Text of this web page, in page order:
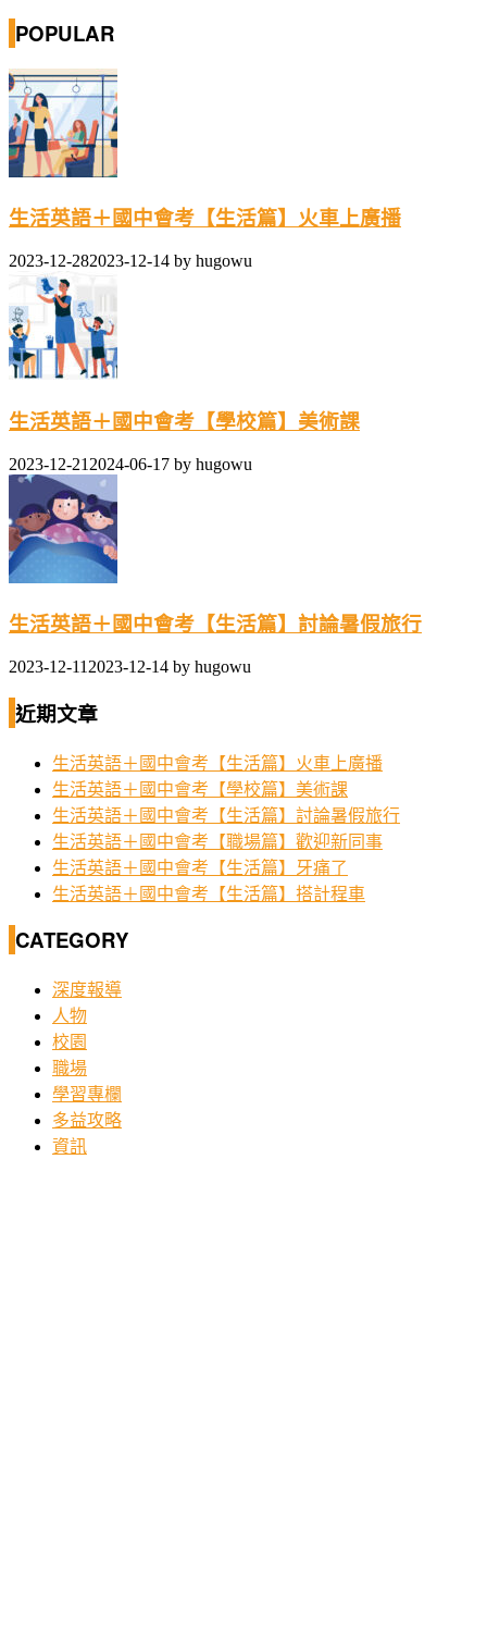
POPULAR
生活英語＋國中會考【生活篇】火車上廣播
2023-12-282023-12-14 by hugowu
生活英語＋國中會考【學校篇】美術課
2023-12-21 2024-06-17 by hugowu
生活英語＋國中會考【生活篇】討論暑假旅行
2023-12-11 2023-12-14 by hugowu
近期文章
生活英語＋國中會考【生活篇】火車上廣播
生活英語＋國中會考【學校篇】美術課
生活英語＋國中會考【生活篇】討論暑假旅行
生活英語＋國中會考【職場篇】歡迎新同事
生活英語＋國中會考【生活篇】牙痛了
生活英語＋國中會考【生活篇】搭計程車
CATEGORY
深度報導
人物
校園
職場
學習專欄
多益攻略
資訊